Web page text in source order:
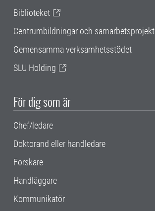
Biblioteket
Centrumbildningar och samarbetsprojekt
Gemensamma verksamhetsstödet
SLU Holding
För dig som är
Chef/ledare
Doktorand eller handledare
Forskare
Handläggare
Kommunikatör